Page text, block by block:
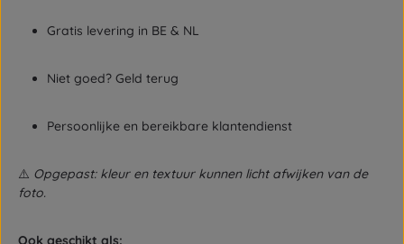
Gratis levering in BE & NL
Niet goed? Geld terug
Persoonlijke en bereikbare klantendienst
⚠️ Opgepast: kleur en textuur kunnen licht afwijken van de
foto.
Ook geschikt als: